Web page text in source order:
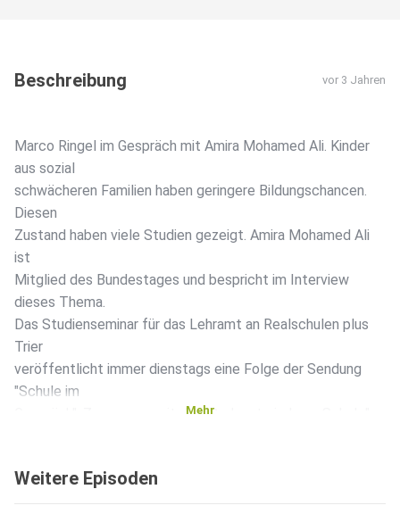
Beschreibung vor 3 Jahren
Marco Ringel im Gespräch mit Amira Mohamed Ali. Kinder
aus sozial
schwächeren Familien haben geringere Bildungschancen.
Diesen
Zustand haben viele Studien gezeigt. Amira Mohamed Ali
ist
Mitglied des Bundestages und bespricht im Interview
dieses Thema.
Das Studienseminar für das Lehramt an Realschulen plus
Trier
veröffentlicht immer dienstags eine Folge der Sendung
"Schule im
Gespräch". Zusammen mit der "Podcastmindmap Schule"
Lehrkräften.
Mehr
Weitere Episoden